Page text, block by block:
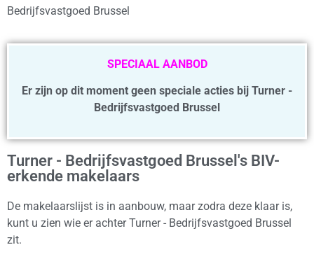
Bedrijfsvastgoed Brussel
SPECIAAL AANBOD
Er zijn op dit moment geen speciale acties bij Turner -
Bedrijfsvastgoed Brussel
Turner - Bedrijfsvastgoed Brussel's BIV-
erkende makelaars
De makelaarslijst is in aanbouw, maar zodra deze klaar is,
kunt u zien wie er achter Turner - Bedrijfsvastgoed Brussel
zit.